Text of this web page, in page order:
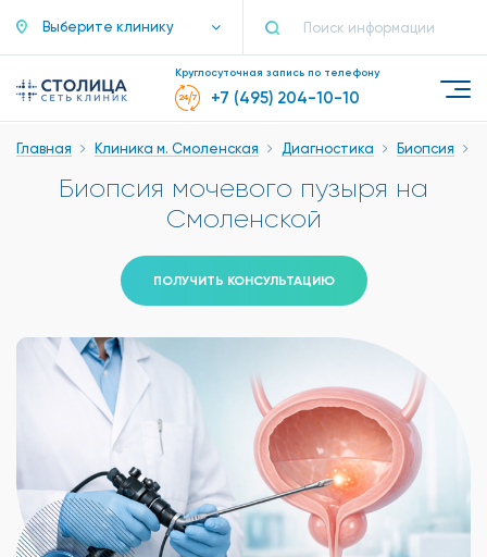
Выберите клинику
Круглосуточная запись по телефону
+7 (495) 204-10-10
Главная Клиника м. Смоленская Диагностика Биопсия
Биопсия мочевого пузыря на
Смоленской
ПОЛУЧИТЬ КОНСУЛЬТАЦИЮ